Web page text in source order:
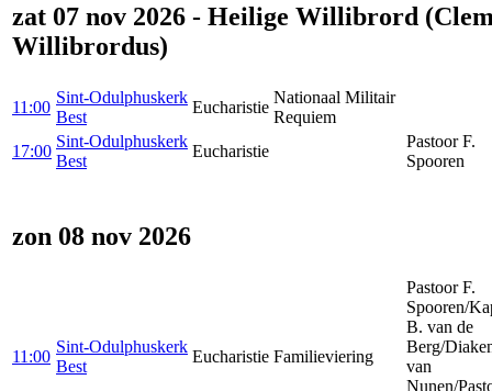
zat 07 nov 2026 - Heilige Willibrord
Willibrordus)
11:00
Sint-Odulphuskerk
Best
Eucharistie
Nationaal Militair
Requiem
17:00
Sint-Odulphuskerk
Best
Eucharistie
Pastoor F.
Spooren
zon 08 nov 2026
11:00
Sint-Odulphuskerk
Best
Eucharistie Familieviering
Pastoor F.
Spooren/
B. van de
Berg/
van
Nunen/